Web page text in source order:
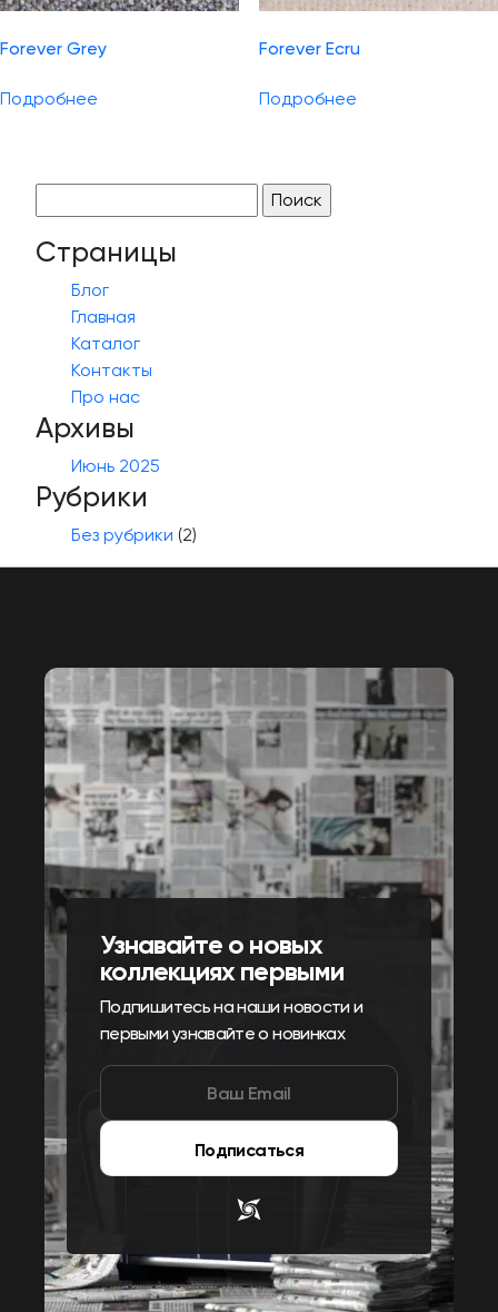
Forever Grey
Подробнее
Forever Ecru
Подробнее
Страницы
Блог
Главная
Каталог
Контакты
Про нас
Архивы
Июнь 2025
Рубрики
Без рубрики (2)
Узнавайте о новых
коллекциях первыми
Подпишитесь на наши новости и
первыми узнавайте о новинках
Подписаться